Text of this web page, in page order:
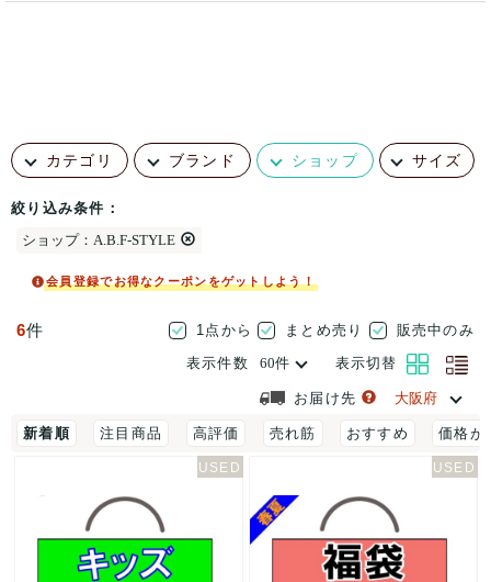
カテゴリ ブランド ショップ サイズ
絞り込み条件：
ショップ：A.B.F-STYLE
会員登録でお得なクーポンをゲットしよう！
6件 1点から まとめ売り
販売中のみ
表示件数
表示切替
お届け先
新着順 注目商品 高評価 売れ筋 おすすめ 価格が